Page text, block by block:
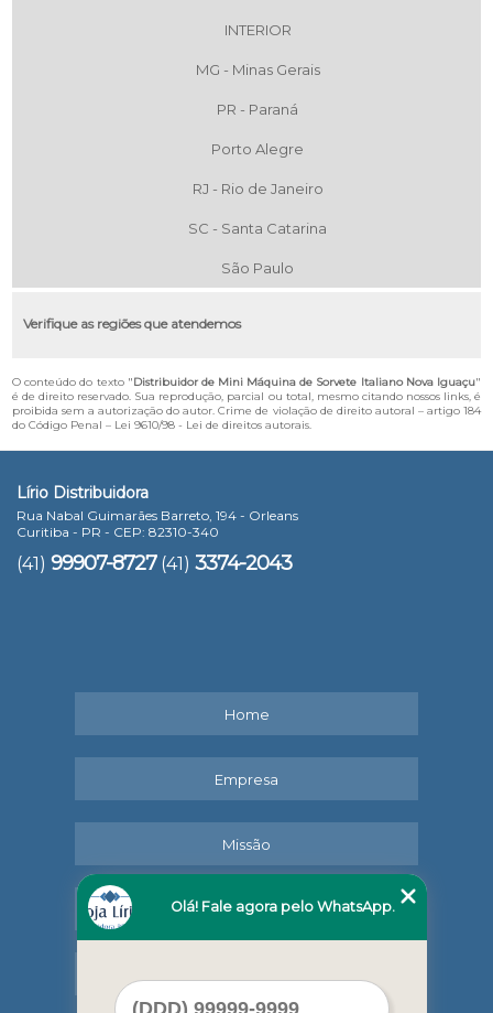
INTERIOR
MG - Minas Gerais
PR - Paraná
Porto Alegre
RJ - Rio de Janeiro
SC - Santa Catarina
São Paulo
Verifique as regiões que atendemos
O conteúdo do texto "Distribuidor de Mini Máquina de Sorvete Italiano Nova Iguaçu"
é de direito reservado. Sua reprodução, parcial ou total, mesmo citando nossos links, é
proibida sem a autorização do autor. Crime de violação de direito autoral – artigo 184
do Código Penal – Lei 9610/98 - Lei de direitos autorais.
Lírio Distribuidora
Rua Nabal Guimarães Barreto, 194 - Orleans
Curitiba - PR - CEP: 82310-340
(41) 99907-8727 (41) 3374-2043
Home
Empresa
Missão
Serviços
Olá! Fale agora pelo WhatsApp.